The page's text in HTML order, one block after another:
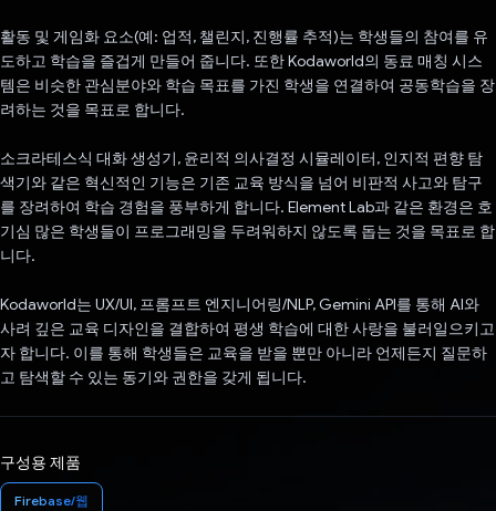
활동 및 게임화 요소(예: 업적, 챌린지, 진행률 추적)는 학생들의 참여를 유
도하고 학습을 즐겁게 만들어 줍니다. 또한 Kodaworld의 동료 매칭 시스
템은 비슷한 관심분야와 학습 목표를 가진 학생을 연결하여 공동학습을 장
려하는 것을 목표로 합니다.
소크라테스식 대화 생성기, 윤리적 의사결정 시뮬레이터, 인지적 편향 탐
색기와 같은 혁신적인 기능은 기존 교육 방식을 넘어 비판적 사고와 탐구
를 장려하여 학습 경험을 풍부하게 합니다. Element Lab과 같은 환경은 호
기심 많은 학생들이 프로그래밍을 두려워하지 않도록 돕는 것을 목표로 합
니다.
Kodaworld는 UX/UI, 프롬프트 엔지니어링/NLP, Gemini API를 통해 AI와
사려 깊은 교육 디자인을 결합하여 평생 학습에 대한 사랑을 불러일으키고
자 합니다. 이를 통해 학생들은 교육을 받을 뿐만 아니라 언제든지 질문하
고 탐색할 수 있는 동기와 권한을 갖게 됩니다.
구성용 제품
Firebase/웹